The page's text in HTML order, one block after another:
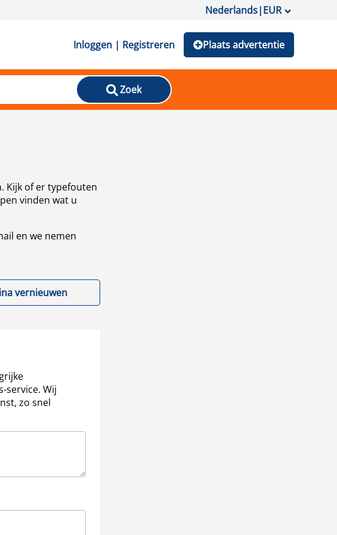
Nederlands|EUR
Inloggen | Registreren Plaats advertentie
Zoek
Kijk of er typefouten
vinden wat u
en we nemen
vernieuwen
service. Wij
zo snel